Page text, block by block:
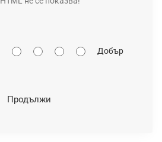
Добър
Продължи